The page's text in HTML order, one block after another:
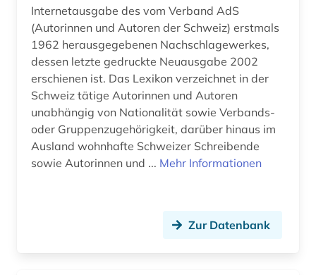
musiker (6)
musikerziehung (1)
musikgenres (1)
musikkultur (1)
musikleben (1)
musikstile (1)
nationalsozialismus (1)
Internetausgabe des vom Verband AdS
(Autorinnen und Autoren der Schweiz) erstmals
1962 herausgegebenen Nachschlagewerkes,
dessen letzte gedruckte Neuausgabe 2002
erschienen ist. Das Lexikon verzeichnet in der
Schweiz tätige Autorinnen und Autoren
unabhängig von Nationalität sowie Verbands-
oder Gruppenzugehörigkeit, darüber hinaus im
Ausland wohnhafte Schweizer Schreibende
sowie Autorinnen und ... Mehr Informationen
Zur Datenbank